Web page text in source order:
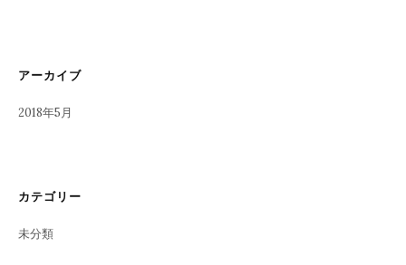
アーカイブ
2018年5月
カテゴリー
未分類